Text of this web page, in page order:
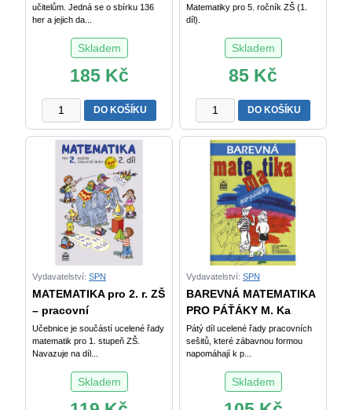
učitelům. Jedná se o sbírku 136
her a jejich da...
Skladem
185 Kč
HRY
A
MATEMATIKA
stupeň
Krejčová
množství
DO KOŠÍKU
Matematiky pro 5. ročník ZŠ (1.
díl).
Skladem
85 Kč
Matematika
pro
5.
pracovní
sešit
Vacková
a
kol.
DO KOŠÍKU
Vydavatelství: SPN
MATEMATIKA pro 2. r. ZŠ
– pracovní
Učebnice je součástí ucelené řady
matematik pro 1. stupeň ZŠ.
Navazuje na díl...
Skladem
Vydavatelství: SPN
BAREVNÁ MATEMATIKA
PRO PÁŤÁKY M. Ka
Pátý díl ucelené řady pracovních
sešitů, které zábavnou formou
napomáhají k p...
Skladem